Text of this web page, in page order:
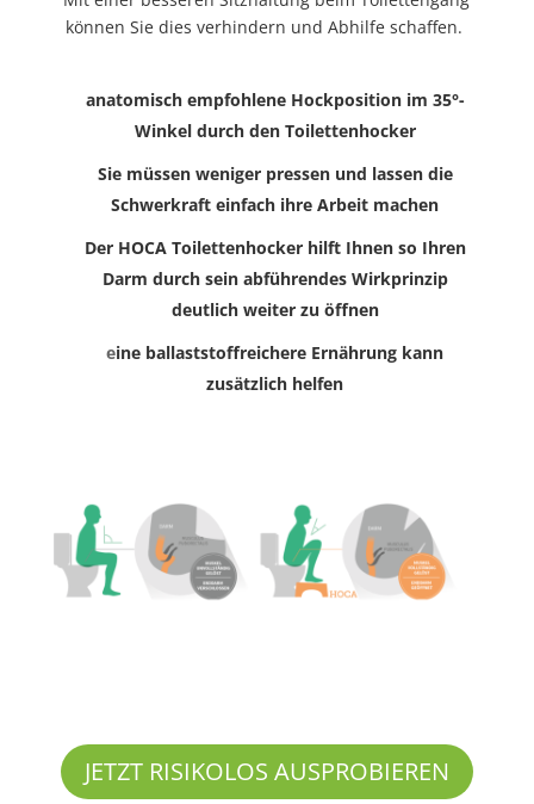
können Sie dies verhindern und Abhilfe schaffen.
anatomisch empfohlene Hockposition im 35°-
Winkel durch den Toilettenhocker
Sie müssen weniger pressen und lassen die
Schwerkraft einfach ihre Arbeit machen
Der HOCA Toilettenhocker hilft Ihnen so Ihren
Darm durch sein abführendes Wirkprinzip
deutlich weiter zu öffnen
eine ballaststoffreichere Ernährung kann
zusätzlich helfen
JETZT RISIKOLOS AUSPROBIEREN